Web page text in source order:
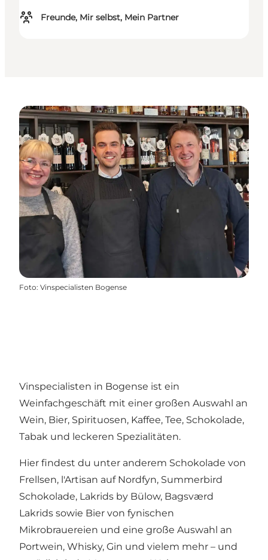
Freunde, Mir selbst, Mein Partner
Foto: Vinspecialisten Bogense
Vinspecialisten in Bogense ist ein
Weinfachgeschäft mit einer großen Auswahl an
Wein, Bier, Spirituosen, Kaffee, Tee, Schokolade,
Tabak und leckeren Spezialitäten.
Hier findest du unter anderem Schokolade von
Frellsen, l'Artisan auf Nordfyn, Summerbird
Schokolade, Lakrids by Bülow, Bagsværd
Lakrids sowie Bier von fynischen
Mikrobrauereien und eine große Auswahl an
Portwein, Whisky, Gin und vielem mehr – und